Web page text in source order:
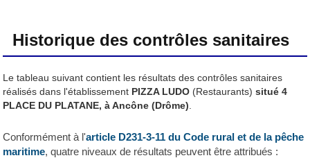
Historique des contrôles sanitaires
Le tableau suivant contient les résultats des contrôles sanitaires
réalisés dans l'établissement PIZZA LUDO (Restaurants) situé 4
PLACE DU PLATANE, à Ancône (Drôme)
Conformément à l'article D231-3-11 du Code rural et de la pêche
maritime, quatre niveaux de résultats peuvent être attribués :